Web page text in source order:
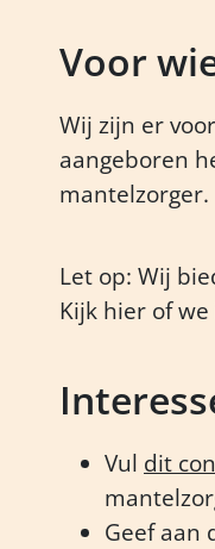
Voor
Wij zijn er
aangeboren
mantelzorger.
Let op: Wij
Kijk hier of
Vul dit
Geef aan